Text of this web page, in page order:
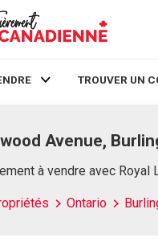
TROUVER UN
Avenue,
à vendre avec Royal
Ontario